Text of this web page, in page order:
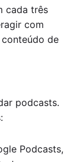
cada três
com
de
podcasts.
Podcasts,